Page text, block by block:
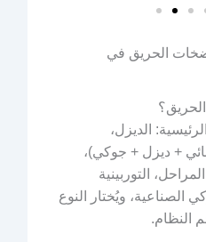
الحريق في
الديزل،
+ ديزل + جوكي)،
التوربينية
الصناعية، ويُختار النوع
النظام.